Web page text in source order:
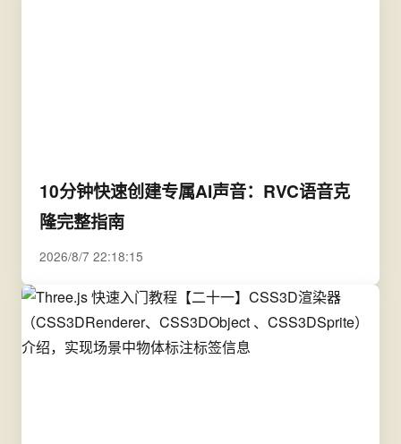
10分钟快速创建专属AI声音：RVC语音克
隆完整指南
2026/8/7 22:18:15